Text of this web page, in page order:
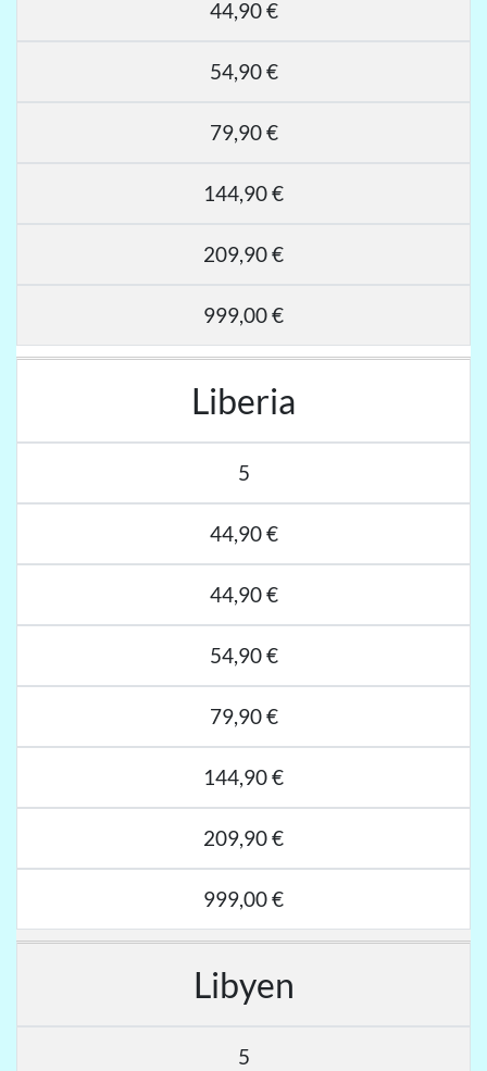
44,90 €
54,90 €
79,90 €
144,90 €
209,90 €
999,00 €
Liberia
5
44,90 €
44,90 €
54,90 €
79,90 €
144,90 €
209,90 €
999,00 €
Libyen
5